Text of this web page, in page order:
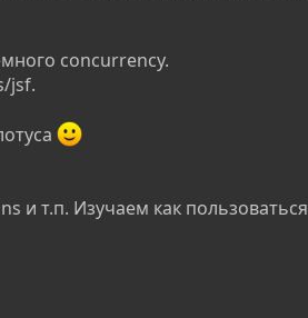
concurrency.
jsf.
и т.п. Изучаем как пользоваться